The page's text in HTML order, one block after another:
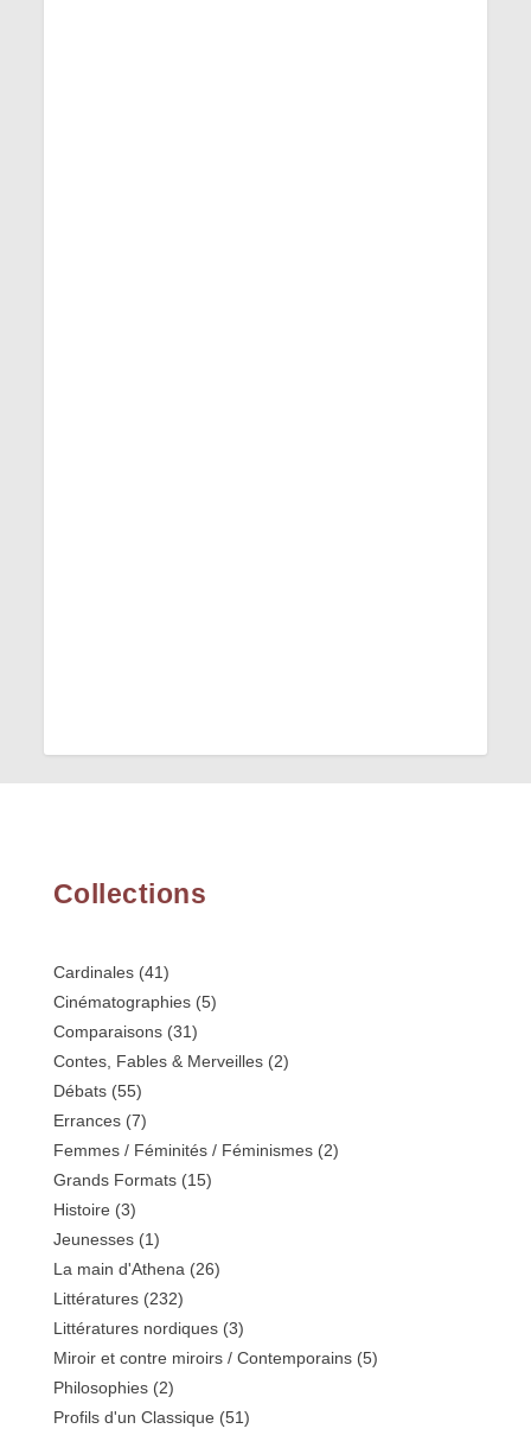
Collections
Cardinales(41)
Cinématographies(5)
Comparaisons(31)
Contes, Fables & Merveilles(2)
Débats(55)
Errances(7)
Femmes / Féminités / Féminismes(2)
Grands Formats(15)
Histoire (3)
Jeunesses(1)
La main d'Athena (26)
Littératures(232)
Littératures nordiques(3)
Miroir et contre miroirs / Contemporains(5)
Philosophies(2)
Profils d'un Classique (51)